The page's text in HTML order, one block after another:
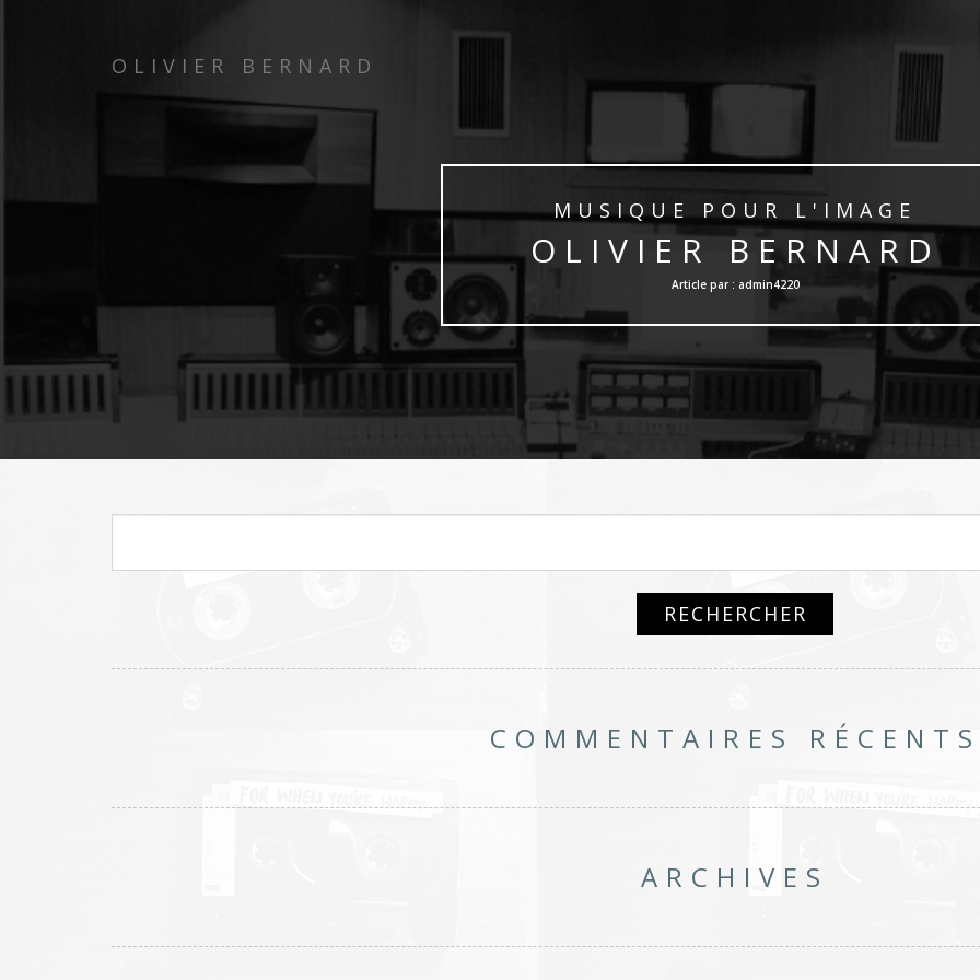
OLIVIER BERNARD
MUSIQUE POUR L'IMAGE
OLIVIER BERNARD
Article par : admin4220
COMMENTAIRES RÉCENTS
ARCHIVES